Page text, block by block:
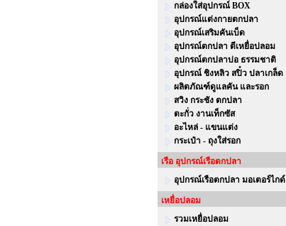
กล่องใส่อุปกรณ์ BOX
อุปกรณ์แต่งกายตกปลา
อุปกรณ์เสริมคันเบ็ด
อุปกรณ์ตกปลา ตีเหยื่อปลอม
อุปกรณ์ตกปลาบ่อ ธรรมชาติ
อุปกรณ์ ชิงหลิว สปิ๋ว ปลาเกล็ด
ผลิตภัณฑ์ดูแลคัน และรอก
สวิง กระชัง ตกปลา
ตะกั่ว งานเท็กซัส
อะไหล่ - แขนแต่ง
กระเป๋า - ถุงใส่รอก
เรือ อุปกรณ์เรือตกปลา
อุปกรณ์เรือตกปลา มอเตอร์ไกด์
เหยื่อปลอม
รวมเหยื่อปลอม